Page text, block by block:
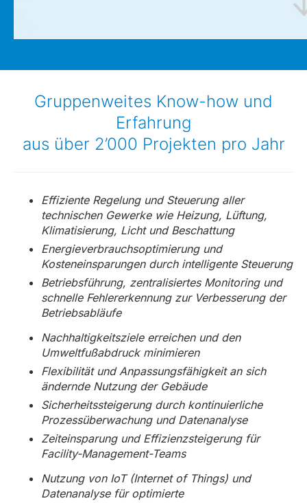
Gruppenweites Know-how und
Erfahrung
aus über 2’000 Projekten pro Jahr
Effiziente Regelung und Steuerung aller
technischen Gewerke wie Heizung, Lüftung,
Klimatisierung, Licht und Beschattung
Energieverbrauchsoptimierung und
Kosteneinsparungen durch intelligente Steuerung
Betriebsführung, zentralisiertes Monitoring und
schnelle Fehlererkennung zur Verbesserung der
Betriebsabläufe
Nachhaltigkeitsziele erreichen und den
Umweltfußabdruck minimieren
Flexibilität und Anpassungsfähigkeit an sich
ändernde Nutzung der Gebäude
Sicherheitssteigerung durch kontinuierliche
Prozessüberwachung und Datenanalyse
Zeiteinsparung und Effizienzsteigerung für
Facility-Management-Teams
Nutzung von IoT (Internet of Things) und
Datenanalyse für optimierte